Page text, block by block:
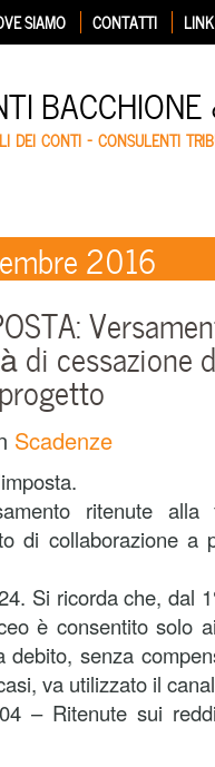
SIAMO CONTATTI LINK
DEI CONTI – CONSULENTI
2016
di cessazione
Scadenze
ritenute
di collaborazione a
Si ricorda che, dal
è consentito solo
debito, senza
va utilizzato il
– Ritenute sui